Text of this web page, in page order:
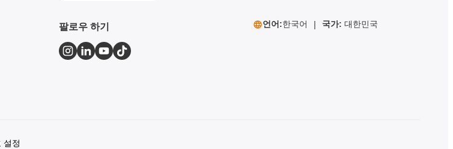
팔로우 하기 언어:한국어 국가: 대한민국
설정